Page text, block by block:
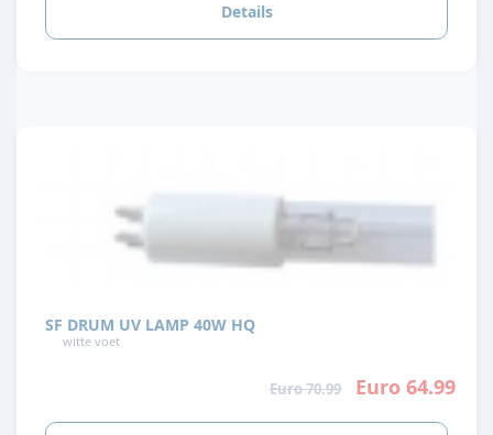
Details
SF DRUM UV LAMP 40W HQ
witte voet
Euro 70.99 Euro 64.99